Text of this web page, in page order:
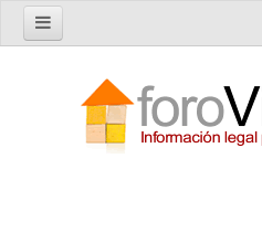
Nuevo tema